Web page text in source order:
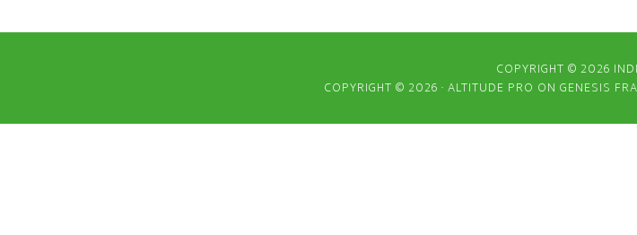
COPYRIGHT © 2026
COPYRIGHT © 2026 · ALTITUDE PRO ON GENESIS